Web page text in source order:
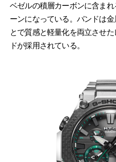
ベゼルの積層カーボンに含ま
ーンになっている。バンドは
とで質感と軽量化を両立させ
ドが採用されている。